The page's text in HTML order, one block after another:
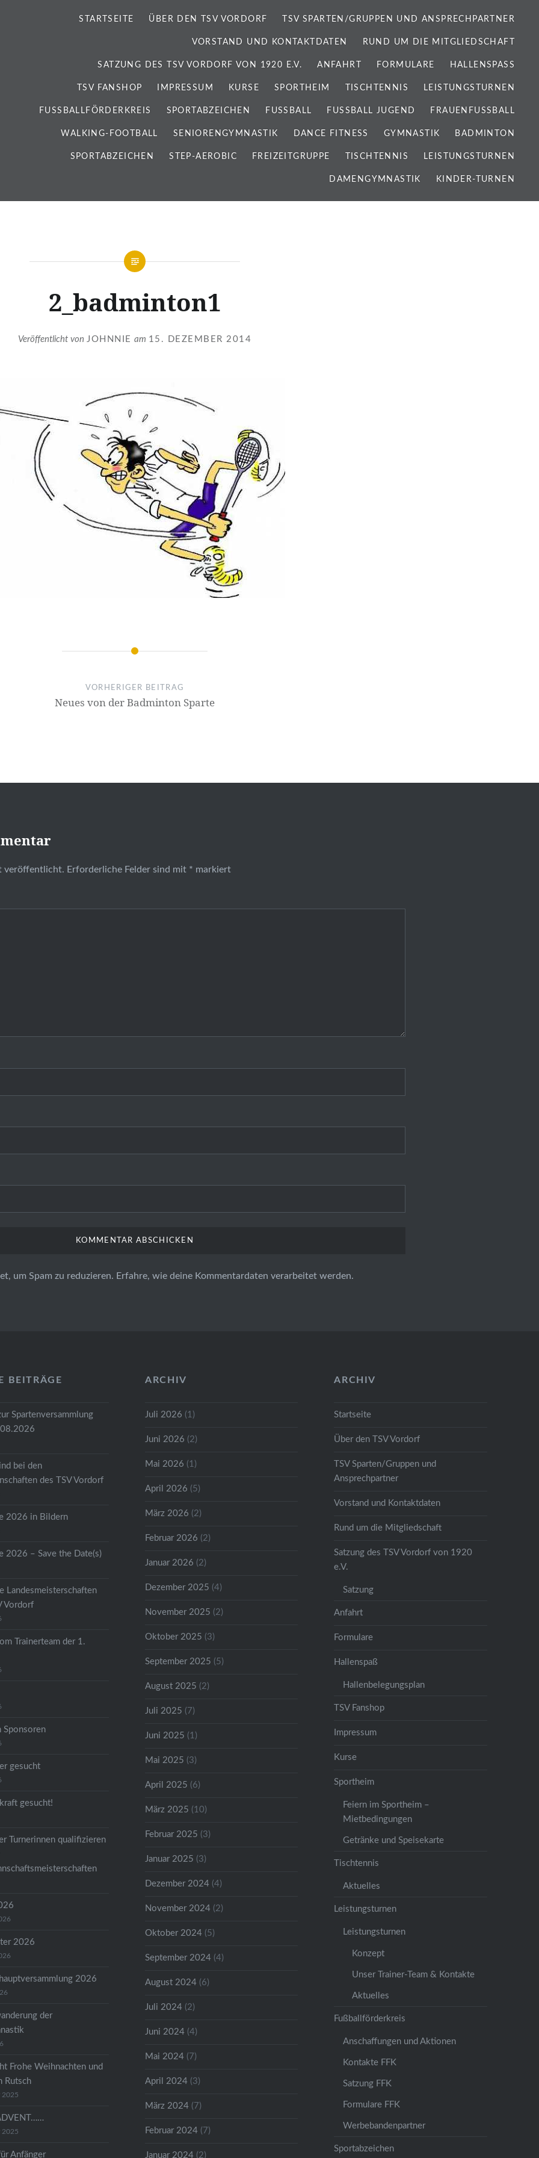
STARTSEITE ÜBER DEN TSV VORDORF TSV SPARTEN/GRUPPEN UND ANSPRECHPARTNER
VORSTAND UND KONTAKTDATEN RUND UM DIE MITGLIEDSCHAFT
SATZUNG DES TSV VORDORF VON 1920 E.V. ANFAHRT FORMULARE HALLENSPASS
TSV FANSHOP IMPRESSUM KURSE SPORTHEIM TISCHTENNIS LEISTUNGSTURNEN
FUSSBALLFÖRDERKREIS SPORTABZEICHEN FUSSBALL FUSSBALL JUGEND FRAUENFUSSBALL
WALKING-FOOTBALL SENIORENGYMNASTIK DANCE FITNESS GYMNASTIK BADMINTON
SPORTABZEICHEN STEP-AEROBIC FREIZEITGRUPPE TISCHTENNIS LEISTUNGSTURNEN
DAMENGYMNASTIK KINDER-TURNEN
2_badminton1
Veröffentlicht von JOHNNIE am 15. DEZEMBER 2014
VORHERIGER BEITRAG
Neues von der Badminton Sparte
veröffentlicht. Erforderliche Felder sind mit * markiert
um Spam zu reduzieren. Erfahre, wie deine Kommentardaten verarbeitet werden.
BEITRÄGE
Spartenversammlung
bei den
des TSV Vordorf
2026 in Bildern
2026 – Save the Date(s)
Landesmeisterschaften
Vordorf
Trainerteam der 1.
Sponsoren
gesucht
gesucht!
Turnerinnen qualifizieren
2026
2026
der
Frohe Weihnachten und
Rutsch
2025
2025
Anfänger
ARCHIV
Juli 2026 (1)
Juni 2026 (2)
Mai 2026 (1)
April 2026 (5)
März 2026 (2)
Februar 2026 (2)
Januar 2026 (2)
Dezember 2025 (4)
November 2025 (2)
Oktober 2025 (3)
September 2025 (5)
August 2025 (2)
Juli 2025 (7)
Juni 2025 (1)
Mai 2025 (3)
April 2025 (6)
März 2025 (10)
Februar 2025 (3)
Januar 2025 (3)
Dezember 2024 (4)
November 2024 (2)
Oktober 2024 (5)
September 2024 (4)
August 2024 (6)
Juli 2024 (2)
Juni 2024 (4)
Mai 2024 (7)
April 2024 (3)
März 2024 (7)
Februar 2024 (7)
Januar 2024 (2)
ARCHIV
Startseite
Über den TSV Vordorf
TSV Sparten/Gruppen und
Ansprechpartner
Vorstand und Kontaktdaten
Rund um die Mitgliedschaft
Satzung des TSV Vordorf von 1920
e.V.
Satzung
Anfahrt
Formulare
Hallenspaß
Hallenbelegungsplan
TSV Fanshop
Impressum
Kurse
Sportheim
Feiern im Sportheim –
Mietbedingungen
Getränke und Speisekarte
Tischtennis
Aktuelles
Leistungsturnen
Leistungsturnen
Konzept
Unser Trainer-Team & Kontakte
Aktuelles
Fußballförderkreis
Anschaffungen und Aktionen
Kontakte FFK
Satzung FFK
Formulare FFK
Werbebandenpartner
Sportabzeichen